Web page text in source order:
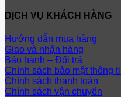
DỊCH VỤ KHÁCH HÀNG
Hướng dẫn mua hàng
Giao và nhận hàng
Bảo hành – Đổi trả
Chính sách bảo mật thông
Chính sách thanh toán
Chính sách vận chuyển